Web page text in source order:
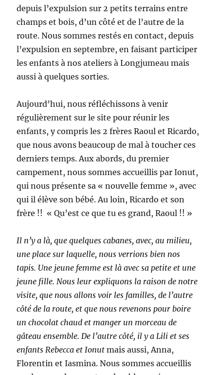
depuis l’expulsion sur 2 petits terrains entre
champs et bois, d’un côté et de l’autre de la
route. Nous sommes restés en contact, depuis
l’expulsion en septembre, en faisant participer
les enfants à nos ateliers à Longjumeau mais
aussi à quelques sorties.
Aujourd’hui, nous réfléchissons à venir
régulièrement sur le site pour réunir les
enfants, y compris les 2 frères Raoul et Ricardo,
que nous avons beaucoup de mal à toucher ces
derniers temps. Aux abords, du premier
campement, nous sommes accueillis par Ionut,
qui nous présente sa « nouvelle femme », avec
qui il élève son bébé. Au loin, Ricardo et son
frère !! « Qu’est ce que tu es grand, Raoul !! »
Il n’y a là, que quelques cabanes, avec, au milieu,
une place sur laquelle, nous verrions bien nos
tapis. Une jeune femme est là avec sa petite et une
jeune fille. Nous leur expliquons la raison de notre
visite, que nous allons voir les familles, de l’autre
côté de la route, et que nous revenons pour boire
un chocolat chaud et manger un morceau de
gâteau ensemble. De l’autre côté, il y a Lili et ses
enfants Rebecca et Ionut mais aussi, Anna,
Florentin et Iasmina. Nous sommes accueillis